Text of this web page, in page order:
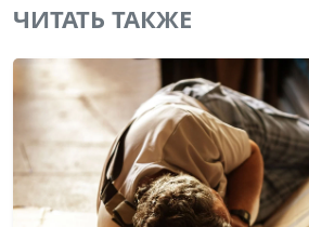
ЧИТАТЬ ТАКЖЕ